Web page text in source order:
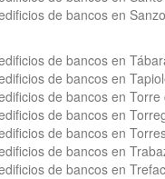
de bancos en
de bancos en
de bancos en
de bancos en Torre
de bancos en
de bancos en
de bancos en
de bancos en